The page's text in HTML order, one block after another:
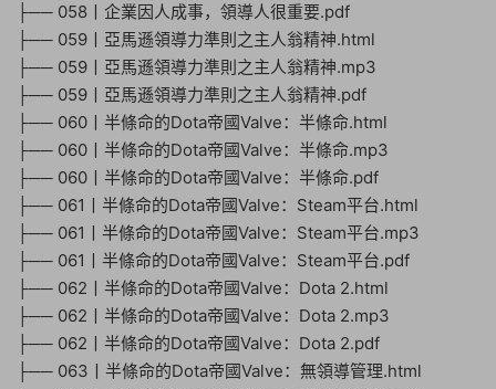
├── 058丨企業因人成事，領導人很重要.pdf
├── 059丨亞馬遜領導力準則之主人翁精神.html
├── 059丨亞馬遜領導力準則之主人翁精神.mp3
├── 059丨亞馬遜領導力準則之主人翁精神.pdf
├── 060丨半條命的Dota帝國Valve：半條命.html
├── 060丨半條命的Dota帝國Valve：半條命.mp3
├── 060丨半條命的Dota帝國Valve：半條命.pdf
├── 061丨半條命的Dota帝國Valve：Steam平台.html
├── 061丨半條命的Dota帝國Valve：Steam平台.mp3
├── 061丨半條命的Dota帝國Valve：Steam平台.pdf
├── 062丨半條命的Dota帝國Valve：Dota 2.html
├── 062丨半條命的Dota帝國Valve：Dota 2.mp3
├── 062丨半條命的Dota帝國Valve：Dota 2.pdf
├── 063丨半條命的Dota帝國Valve：無領導管理.html